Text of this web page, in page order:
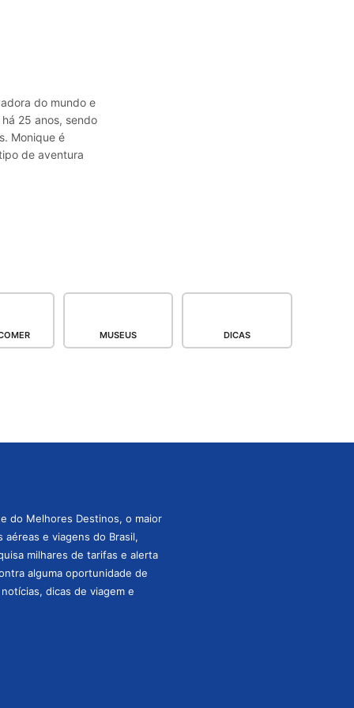
do mundo e
25 anos, sendo
Monique é
de aventura
MUSEUS DICAS
do Melhores Destinos, o maior
e viagens do Brasil,
milhares de tarifas e alerta
alguma oportunidade de
dicas de viagem e